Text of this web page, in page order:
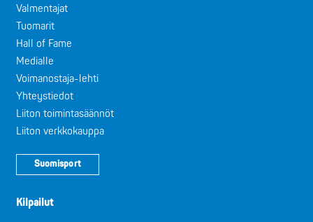
Valmentajat
Tuomarit
Hall of Fame
Medialle
Voimanostaja-lehti
Yhteystiedot
Liiton toimintasäännöt
Liiton verkkokauppa
Suomisport
Kilpailut